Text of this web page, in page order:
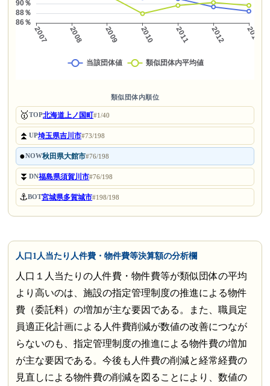
類似団体内順位
🥇TOP北海道上ノ国町#1/40
⏫UP埼玉県吉川市#73/198
●NOW秋田県大館市#76/198
⏬DN福島県須賀川市#76/198
⚓BOT宮城県多賀城市#198/198
人口1人当たり人件費・物件費等決算額の分析欄
人口１人当たりの人件費・物件費等が類似団体の平均
より高いのは、施設の指定管理制度の推進による物件
費（委託料）の増加が主な要因である。また、職員定
員適正化計画による人件費削減が数値の改善につなが
らないのも、指定管理制度の推進による物件費の増加
が主な要因である。今後も人件費の削減と経常経費の
見直しによる物件費の削減を図ることにより、数値の